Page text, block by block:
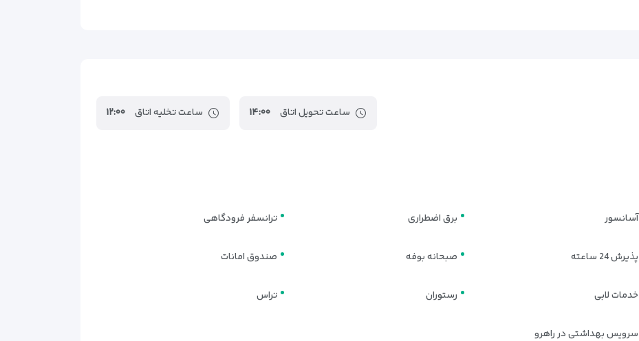
ساعت تحویل اتاق ۱۴:۰۰ ساعت تخلیه اتاق ۱۲:۰۰
آسانسور برق اضطراری ترانسفر فرودگاهی
پذیرش 24 ساعته صبحانه بوفه صندوق امانات
خدمات لابی رستوران تراس
سرویس بهداشتی در راهرو